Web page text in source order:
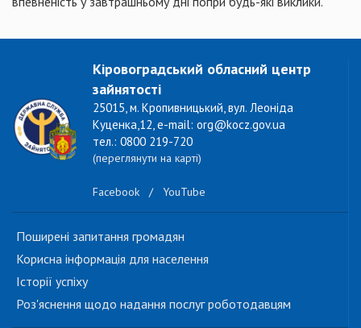
Кіровоградський обласний центр
зайнятості
25015, м. Кропивницький, вул. Леоніда
Куценка,12, e-mail: org@kocz.gov.ua
тел.: 0800 219-720
(переглянути на карті)
Facebook / YouTube
Поширені запитання громадян
Корисна інформація для населення
Історії успіху
Роз'яснення щодо надання послуг роботодавцям